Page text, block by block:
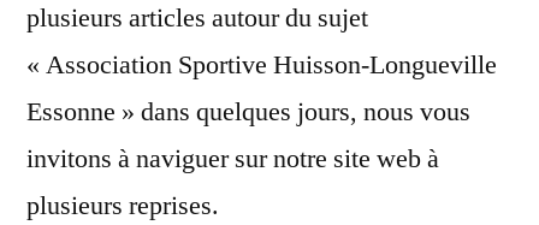
plusieurs articles autour du sujet
« Association Sportive Huisson-Longueville
Essonne » dans quelques jours, nous vous
invitons à naviguer sur notre site web à
plusieurs reprises.